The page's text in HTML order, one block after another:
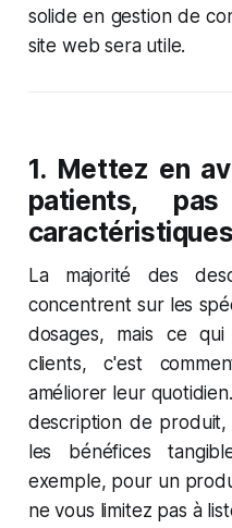
solide en gestion de
site web sera utile.
1. Mettez en
patients,
La majorité des
concentrent sur les
dosages, mais ce
clients, c'est
améliorer leur
description de
les bénéfices
exemple, pour un
ne vous limitez pas à